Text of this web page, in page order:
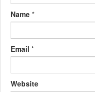
Name *
Email *
Website